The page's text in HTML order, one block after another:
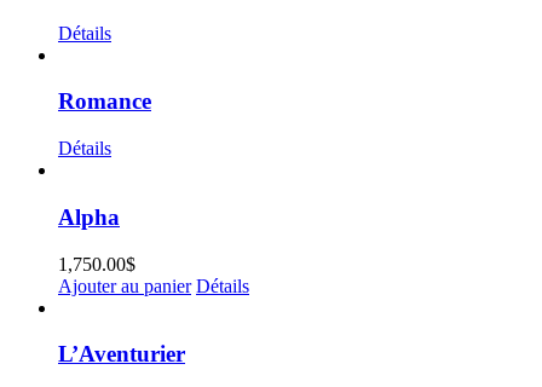
Détails
Romance
Détails
Alpha
1,750.00$
Ajouter au panier Détails
L’Aventurier